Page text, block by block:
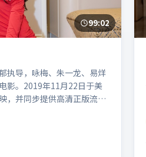
99:02
执导，咏梅、朱一龙、易烊
影。2019年11月22日于美
，并同步提供高清正版流媒
：悬念层层推进，线索相互
合推理爱好者。本片适合检
」「悬疑」「美国」
映」等关键词的影迷阅读